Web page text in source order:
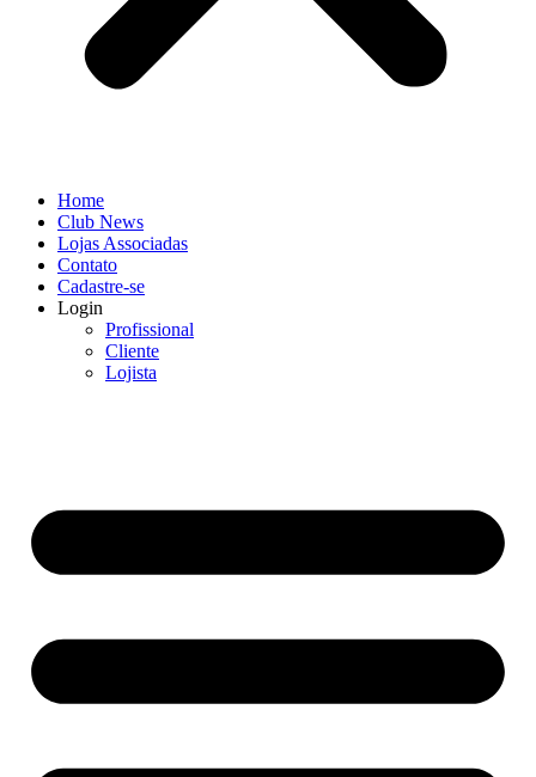
Home
Club News
Lojas Associadas
Contato
Cadastre-se
Login
Profissional
Cliente
Lojista